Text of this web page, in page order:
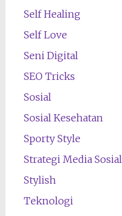
Self Healing
Self Love
Seni Digital
SEO Tricks
Sosial
Sosial Kesehatan
Sporty Style
Strategi Media Sosial
Stylish
Teknologi